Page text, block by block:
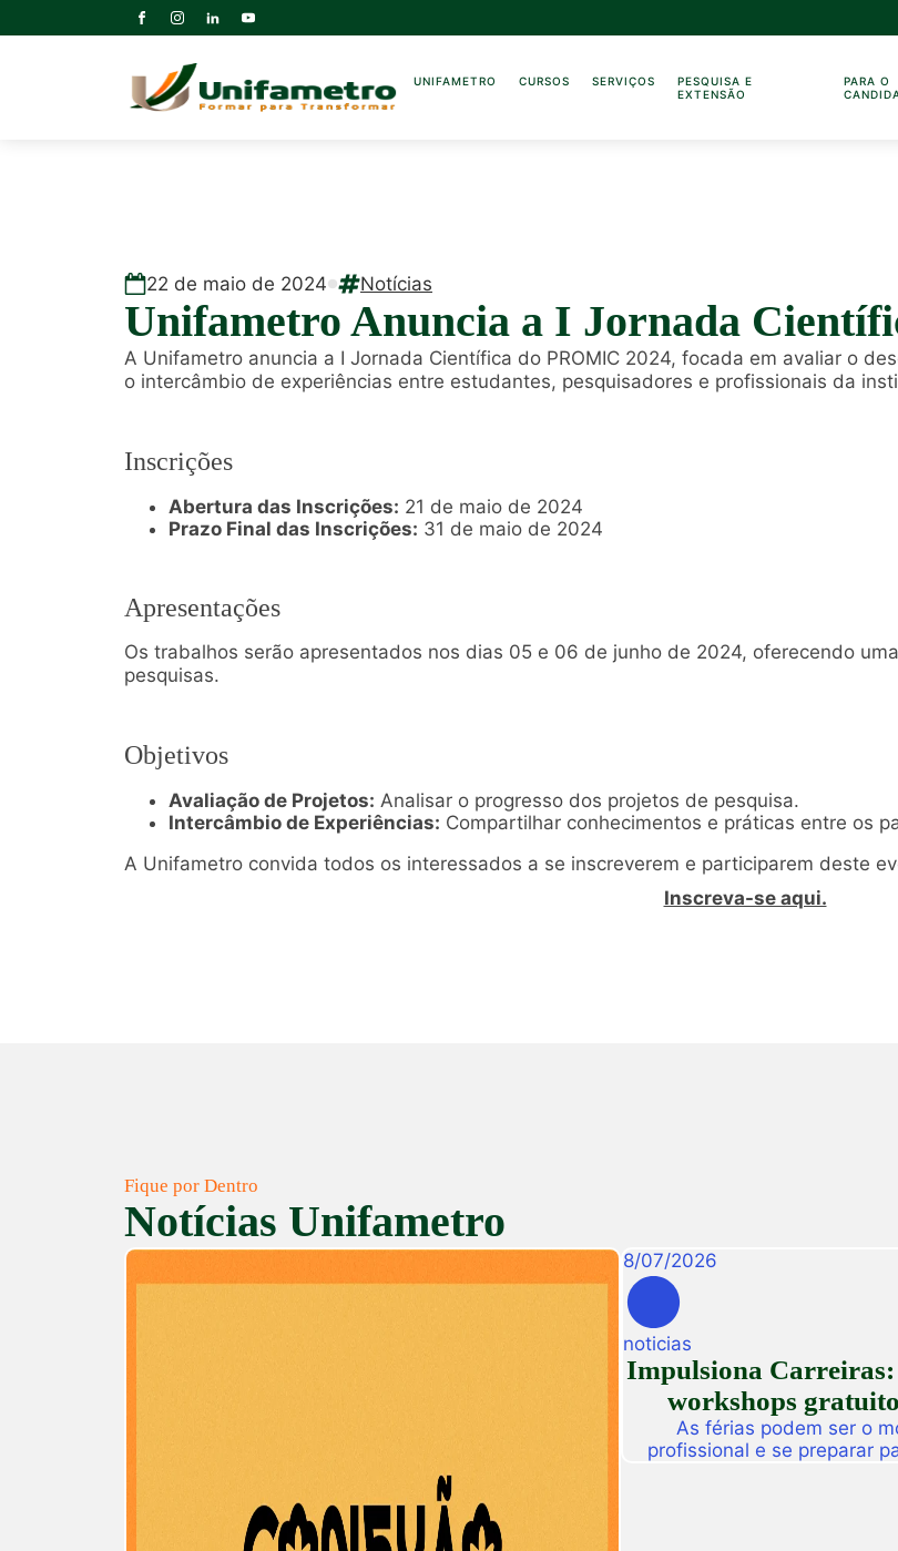
UNIFAMETRO CURSOS SERVIÇOS
PESQUISA E
EXTENSÃO
PARA O
22 de maio de 2024 Notícias
Unifametro Anuncia a I Jornada
A Unifametro anuncia a I Jornada Científica do PROMIC 2024, focada em avaliar o
o intercâmbio de experiências entre estudantes, pesquisadores e profissionais da
Inscrições
Abertura das Inscrições: 21 de maio de 2024
Prazo Final das Inscrições: 31 de maio de 2024
Apresentações
Os trabalhos serão apresentados nos dias 05 e 06 de junho de 2024, oferecendo
pesquisas.
Objetivos
Avaliação de Projetos: Analisar o progresso dos projetos de pesquisa.
Intercâmbio de Experiências: Compartilhar conhecimentos e práticas entre os
A Unifametro convida todos os interessados a se inscreverem e participarem deste
Inscreva-se aqui.
Fique por Dentro
Notícias Unifametro
8/07/2026
noticias
Impulsiona Carreiras:
workshops
As férias podem ser o
profissional e se preparar